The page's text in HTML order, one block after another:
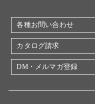
会社概要
地図・アクセス（本社）
IR情報
電子公告
各種お問い合わせ
カタログ請求
DM・メルマガ登録